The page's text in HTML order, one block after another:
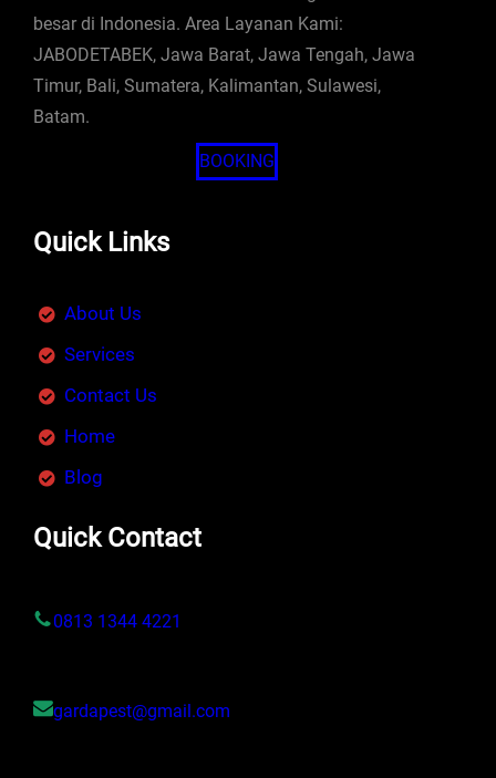
besar di Indonesia. Area Layanan Kami:
JABODETABEK, Jawa Barat, Jawa Tengah, Jawa
Timur, Bali, Sumatera, Kalimantan, Sulawesi,
Batam.
BOOKING
Quick Links
About Us
Services
Contact Us
Home
Blog
Quick Contact
0813 1344 4221
gardapest@gmail.com